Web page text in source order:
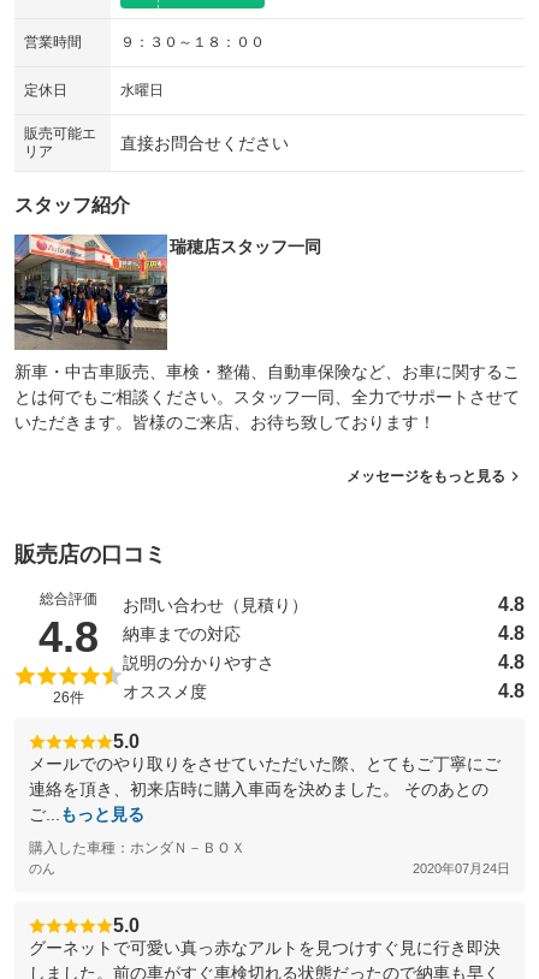
営業時間 ９：３０～１８：００
定休日 水曜日
販売可能エ
リア
直接お問合せください
スタッフ紹介
瑞穂店スタッフ一同
新車・中古車販売、車検・整備、自動車保険など、お車に関するこ
とは何でもご相談ください。スタッフ一同、全力でサポートさせて
いただきます。皆様のご来店、お待ち致しております！
メッセージをもっと見る
販売店の口コミ
総合評価
4.8 （5点満点中）
26件
お問い合わせ（見積り） 4.8
納車までの対応 4.8
説明の分かりやすさ 4.8
オススメ度 4.8
5.0
メールでのやり取りをさせていただいた際、とてもご丁寧にご
連絡を頂き、初来店時に購入車両を決めました。 そのあとの
ご...
もっと見る
購入した車種：ホンダＮ－ＢＯＸ
のん 2020年07月24日
5.0
グーネットで可愛い真っ赤なアルトを見つけすぐ見に行き即決
しました。前の車がすぐ車検切れる状態だったので納車も早く